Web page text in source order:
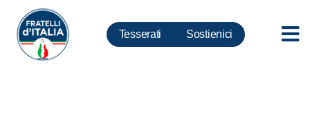
Tesserati Sostienici